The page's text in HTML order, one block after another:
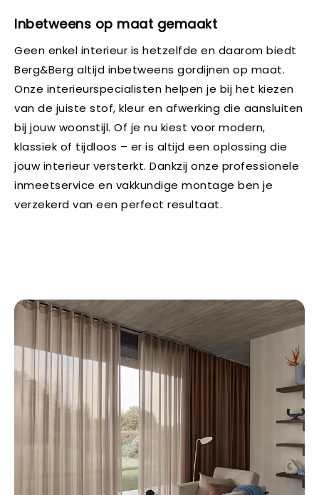
Inbetweens op maat gemaakt
Geen enkel interieur is hetzelfde en daarom biedt
Berg&Berg altijd inbetweens gordijnen op maat.
Onze interieurspecialisten helpen je bij het kiezen
van de juiste stof, kleur en afwerking die aansluiten
bij jouw woonstijl. Of je nu kiest voor modern,
klassiek of tijdloos – er is altijd een oplossing die
jouw interieur versterkt. Dankzij onze professionele
inmeetservice en vakkundige montage ben je
verzekerd van een perfect resultaat.